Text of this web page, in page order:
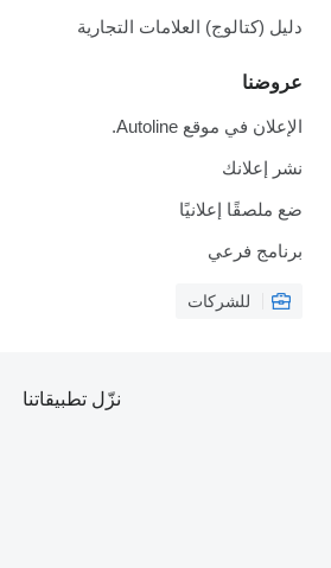
دليل (كتالوج) العلامات التجارية
عروضنا
الإعلان في موقع Autoline.
نشر إعلانك
ضع ملصقًا إعلانيًا
برنامج فرعي
للشركات
نزّل تطبيقاتنا